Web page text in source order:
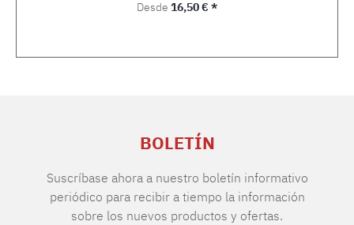
Precio normal:
Desde 16,50 € *
BOLETÍN
Suscríbase ahora a nuestro boletín informativo
periódico para recibir a tiempo la información
sobre los nuevos productos y ofertas.